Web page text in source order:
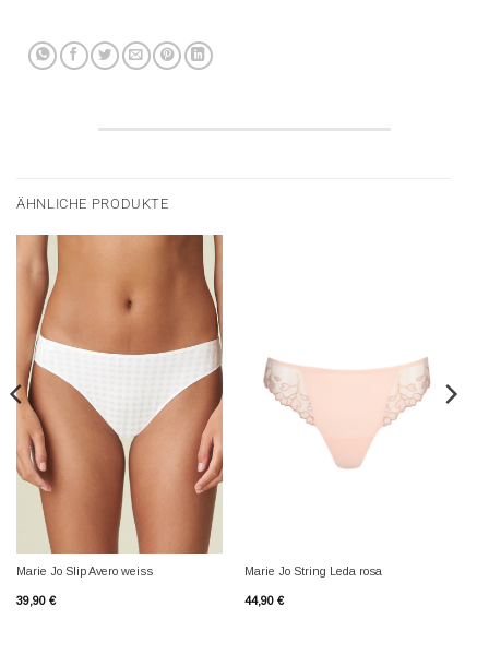
ÄHNLICHE PRODUKTE
Marie Jo Slip Avero weiss
39,90 €
Marie Jo String Leda rosa
44,90 €